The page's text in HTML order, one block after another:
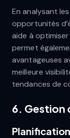
En analysant
opportunités
aide à
permet
avantageuses
meilleure
tendances de
6. Gestion